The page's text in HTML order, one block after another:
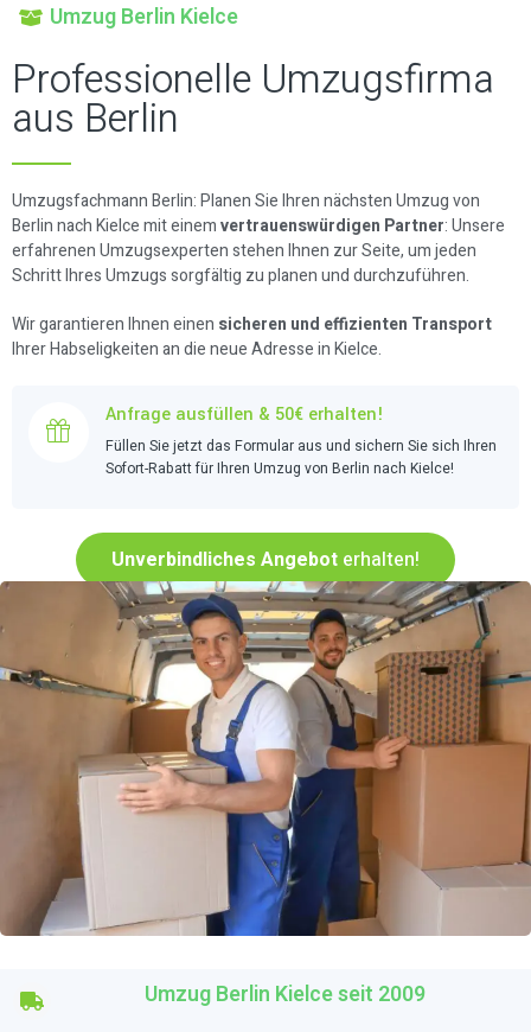
Umzug Berlin Kielce
Professionelle Umzugsfirma
aus Berlin
Umzugsfachmann Berlin: Planen Sie Ihren nächsten Umzug von
Berlin nach Kielce mit einemvertrauenswürdigen Partner: Unsere
erfahrenen Umzugsexperten stehen Ihnen zur Seite, um jeden
Schritt Ihres Umzugs sorgfältig zu planen und durchzuführen.
Wir garantieren Ihnen einen sicheren und effizienten Transport
Ihrer Habseligkeiten an die neue Adresse in Kielce.
Anfrage ausfüllen & 50€ erhalten!
Füllen Sie jetzt das Formular aus und sichern Sie sich Ihren
Sofort-Rabatt für Ihren Umzug von Berlin nach Kielce!
Unverbindliches Angebot erhalten!
Umzug Berlin Kielce seit 2009